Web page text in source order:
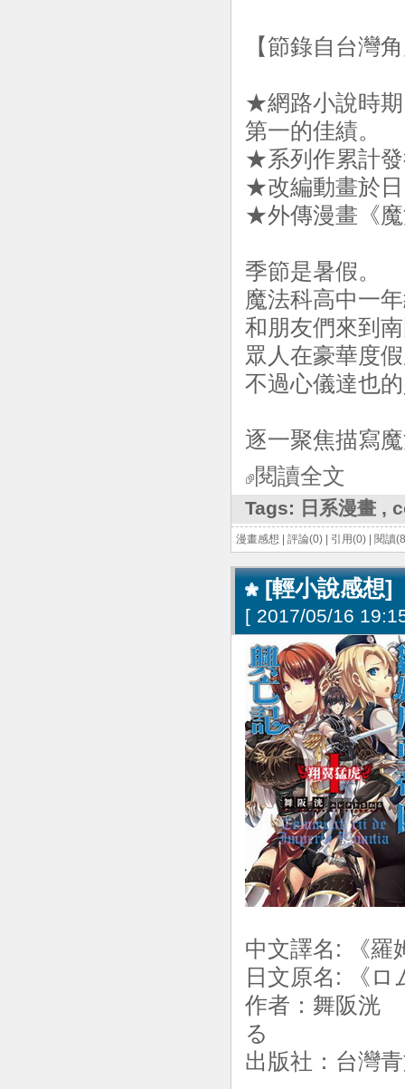
【節錄自台灣
★網路小說時期
第一的佳績。
★系列作累計
★改編動畫於
★外傳漫畫《
季節是暑假。
魔法科高中一
和朋友們來到
眾人在豪華度
不過心儀達也
逐一聚焦描寫
閱讀全文
Tags: 日系漫畫 ,
漫畫感想 評論(0) 引用(0) 閱讀
[輕小說感想]
[ 2017/05/16
中文譯名: 《
日文原名: 《
作者：舞阪
る
出版社：台灣